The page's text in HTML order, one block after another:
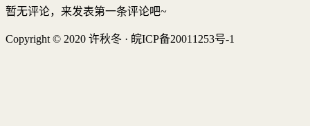
暂无评论，来发表第一条评论吧~
Copyright © 2020 许秋冬 · 皖ICP备20011253号-1